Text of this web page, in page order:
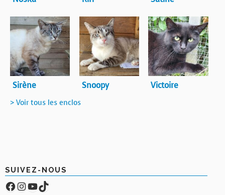
Sirène Snoopy Victoire
> Voir tous les enclos
SUIVEZ-NOUS
Facebook
Compte Instagram
YouTube
TikTok